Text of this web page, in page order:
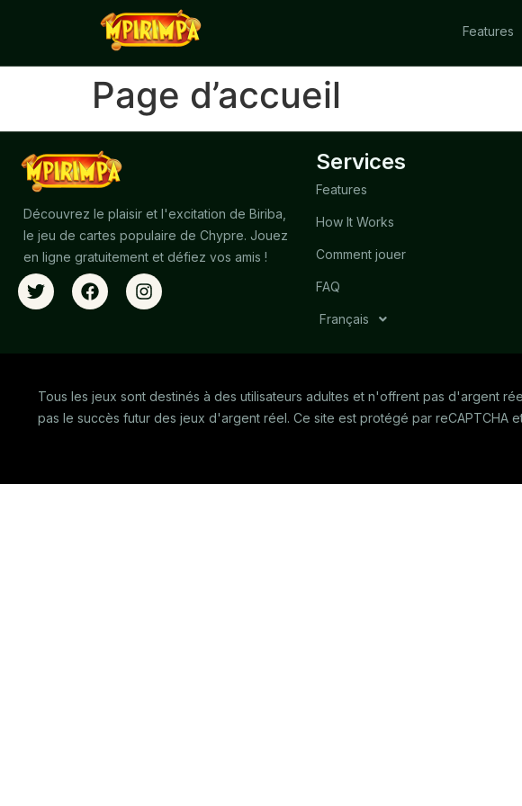
Features
Page d’accueil
Découvrez le plaisir et l'excitation de Biriba,
le jeu de cartes populaire de Chypre. Jouez
en ligne gratuitement et défiez vos amis !
Services
Features
How It Works
Comment jouer
FAQ
Français
Tous les jeux sont destinés à des utilisateurs adultes et n'offrent pas d'argent
pas le succès futur des jeux d'argent réel. Ce site est protégé par reCAPTCHA